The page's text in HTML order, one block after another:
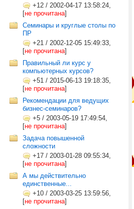
+12 / 2002-04-17 13:58:24,
[не прочитана]
Семинары и круглые столы по
ПР
+21 / 2002-12-05 15:49:33,
[не прочитана]
Правильный ли курс у
компьютерных курсов?
+51 / 2015-06-13 19:18:35,
[не прочитана]
Рекомендации для ведущих
бизнес-семинаров?
+5 / 2003-05-19 17:49:54,
[не прочитана]
Задача повышенной
сложности
+17 / 2003-01-28 09:55:34,
[не прочитана]
А мы действительно
единственные...
+10 / 2003-03-25 13:59:56,
[не прочитана]